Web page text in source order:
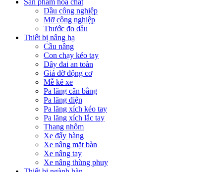
Dầu công nghiệp
Mỡ công nghiệp
Thước đo dầu
Thiết bị nâng hạ
Cầu nâng
Con chạy kéo tay
Dây đai an toàn
Giá đỡ động cơ
Mễ kê xe
Pa lăng cân bằng
Pa lăng điện
Pa lăng xích kéo tay
Pa lăng xích lắc tay
Thang nhôm
Xe đẩy hàng
Xe nâng mặt bàn
Xe nâng tay
Xe nâng thùng phuy